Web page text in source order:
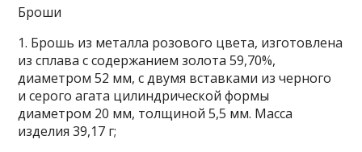
Броши
1. Брошь из металла розового цвета, изготовлена
из сплава с содержанием золота 59,70%,
диаметром 52 мм, с двумя вставками из черного
и серого агата цилиндрической формы
диаметром 20 мм, толщиной 5,5 мм. Масса
изделия 39,17 г;